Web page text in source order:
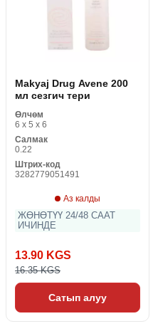
Makyaj Drug Avene 200
мл сезгич тери
Өлчөм
6 x 5 x 6
Салмак
0.22
Штрих-код
3282779051491
Аз калды
ЖӨНӨТҮҮ 24/48 СААТ
ИЧИНДЕ
13.90 KGS
16.35 KGS
Сатып алуу